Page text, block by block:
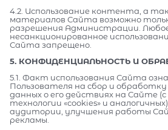
4.2. Использование контента, а
материалов Сайта возможно
разрешения Администрации.
несанкционированное
Сайта запрещено.
5. КОНФИДЕНЦИАЛЬНОСТЬ И
5.1. Факт использования Сайта
Пользователя на сбор и обработку
данных о его действиях на Сайте (с
технологии «cookies» и
аудитории, улучшения работы
рекламы.